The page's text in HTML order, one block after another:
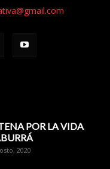
POR LA VIDA
2020